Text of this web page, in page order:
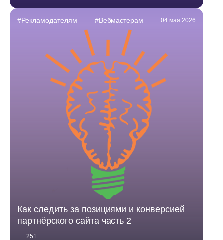
#Рекламодателям #Вебмастерам 04 мая 2026
Как следить за позициями и конверсией
партнёрского сайта часть 2
251